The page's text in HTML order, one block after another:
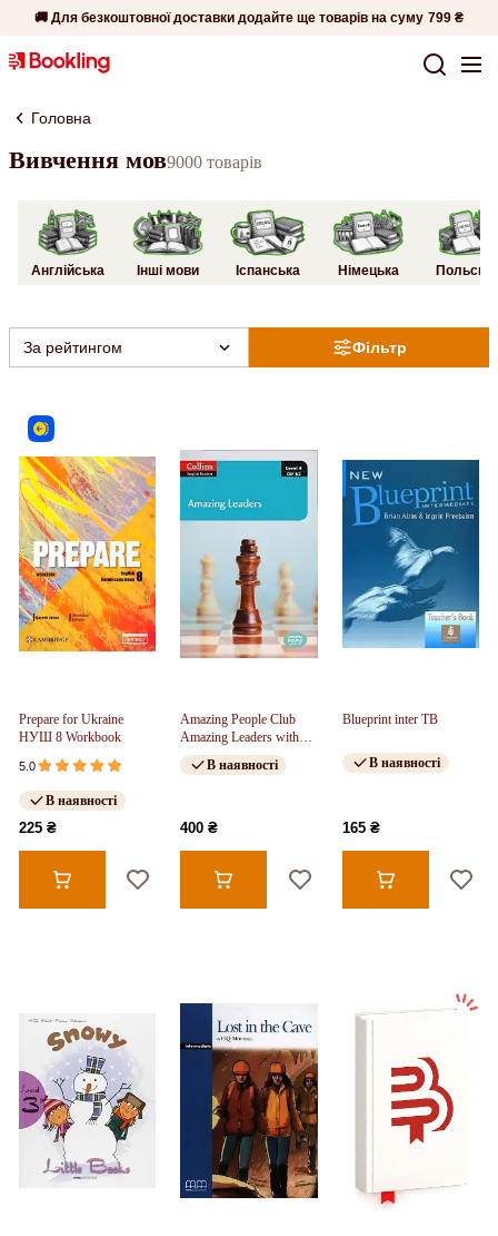
🚚 Для безкоштовної доставки додайте ще товарів на суму 799 ₴
Головна
Вивчення мов9000 товарів
Англійська Інші мови Іспанська Німецька
Фільтр
За рейтингом
Prepare for Ukraine
НУШ 8 Workbook
5.0
В наявності
225 ₴
Amazing People Club
Amazing Leaders with
Mp3 CD Level 4
В наявності
400 ₴
Blueprint inter TB
В наявності
165 ₴